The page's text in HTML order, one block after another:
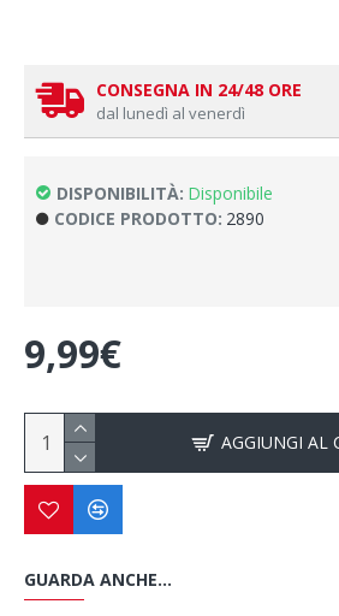
CONSEGNA IN 24/48 ORE
dal lunedì al venerdì
DISPONIBILITÀ: Disponibile
CODICE PRODOTTO: 2890
9,99€
AGGIUNGI AL
GUARDA ANCHE...